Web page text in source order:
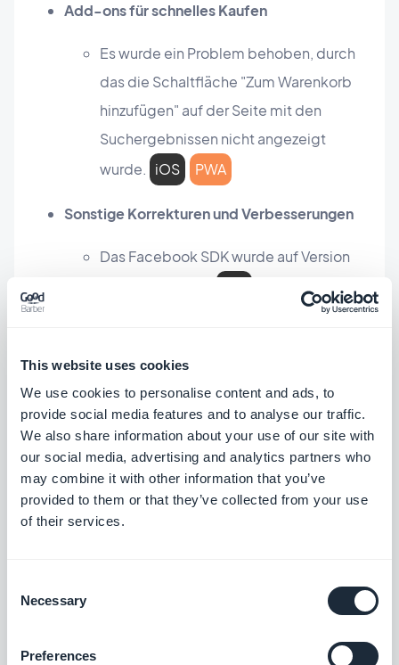
This website uses cookies
We use cookies to personalise content and ads, to
provide social media features and to analyse our traffic.
We also share information about your use of our site with
our social media, advertising and analytics partners who
may combine it with other information that you’ve
provided to them or that they’ve collected from your use
of their services.
Selection
Necessary
Preferences
Add-ons für schnelles Kaufen
Es wurde ein Problem behoben, durch
das die Schaltfläche "Zum Warenkorb
hinzufügen" auf der Seite mit den
Suchergebnissen nicht angezeigt
wurde. iOS PWA
Sonstige Korrekturen und Verbesserungen
Das Facebook SDK wurde auf Version
Ihre Anwendungen sind jetzt für Android
Problem behoben, das die Steuerung
der Lautstärke oder der Position des
Audios im Player verhinderte. [ORANGE
TAG] PWA [/TAG].
Es wurde ein Problem behoben, das die
verhinderte. [ORANGE TAG] PWA [/TAG]